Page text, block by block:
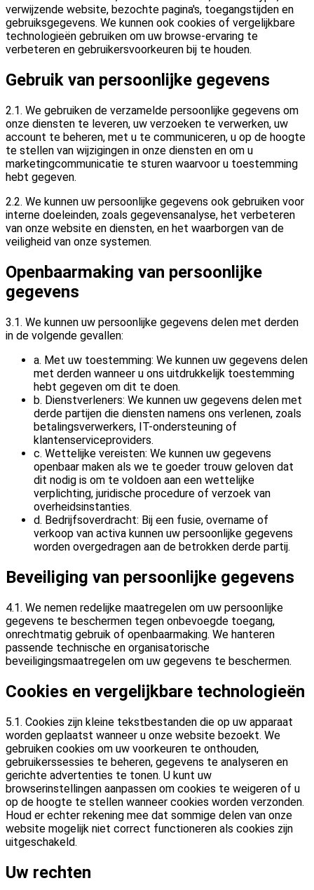
verwijzende website, bezochte pagina's, toegangstijden en
gebruiksgegevens. We kunnen ook cookies of vergelijkbare
technologieën gebruiken om uw browse-ervaring te
verbeteren en gebruikersvoorkeuren bij te houden.
Gebruik van persoonlijke gegevens
2.1. We gebruiken de verzamelde persoonlijke gegevens om
onze diensten te leveren, uw verzoeken te verwerken, uw
account te beheren, met u te communiceren, u op de hoogte
te stellen van wijzigingen in onze diensten en om u
marketingcommunicatie te sturen waarvoor u toestemming
hebt gegeven.
2.2. We kunnen uw persoonlijke gegevens ook gebruiken voor
interne doeleinden, zoals gegevensanalyse, het verbeteren
van onze website en diensten, en het waarborgen van de
veiligheid van onze systemen.
Openbaarmaking van persoonlijke
gegevens
3.1. We kunnen uw persoonlijke gegevens delen met derden
in de volgende gevallen:
a. Met uw toestemming: We kunnen uw gegevens delen
met derden wanneer u ons uitdrukkelijk toestemming
hebt gegeven om dit te doen.
b. Dienstverleners: We kunnen uw gegevens delen met
derde partijen die diensten namens ons verlenen, zoals
betalingsverwerkers, IT-ondersteuning of
klantenserviceproviders.
c. Wettelijke vereisten: We kunnen uw gegevens
openbaar maken als we te goeder trouw geloven dat
dit nodig is om te voldoen aan een wettelijke
verplichting, juridische procedure of verzoek van
overheidsinstanties.
d. Bedrijfsoverdracht: Bij een fusie, overname of
verkoop van activa kunnen uw persoonlijke gegevens
worden overgedragen aan de betrokken derde partij.
Beveiliging van persoonlijke gegevens
4.1. We nemen redelijke maatregelen om uw persoonlijke
gegevens te beschermen tegen onbevoegde toegang,
onrechtmatig gebruik of openbaarmaking. We hanteren
passende technische en organisatorische
beveiligingsmaatregelen om uw gegevens te beschermen.
Cookies en vergelijkbare technologieën
5.1. Cookies zijn kleine tekstbestanden die op uw apparaat
worden geplaatst wanneer u onze website bezoekt. We
gebruiken cookies om uw voorkeuren te onthouden,
gebruikerssessies te beheren, gegevens te analyseren en
gerichte advertenties te tonen. U kunt uw
browserinstellingen aanpassen om cookies te weigeren of u
op de hoogte te stellen wanneer cookies worden verzonden.
Houd er echter rekening mee dat sommige delen van onze
website mogelijk niet correct functioneren als cookies zijn
uitgeschakeld.
Uw rechten